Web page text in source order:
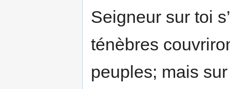
Seigneur sur toi
ténèbres
peuples; mais